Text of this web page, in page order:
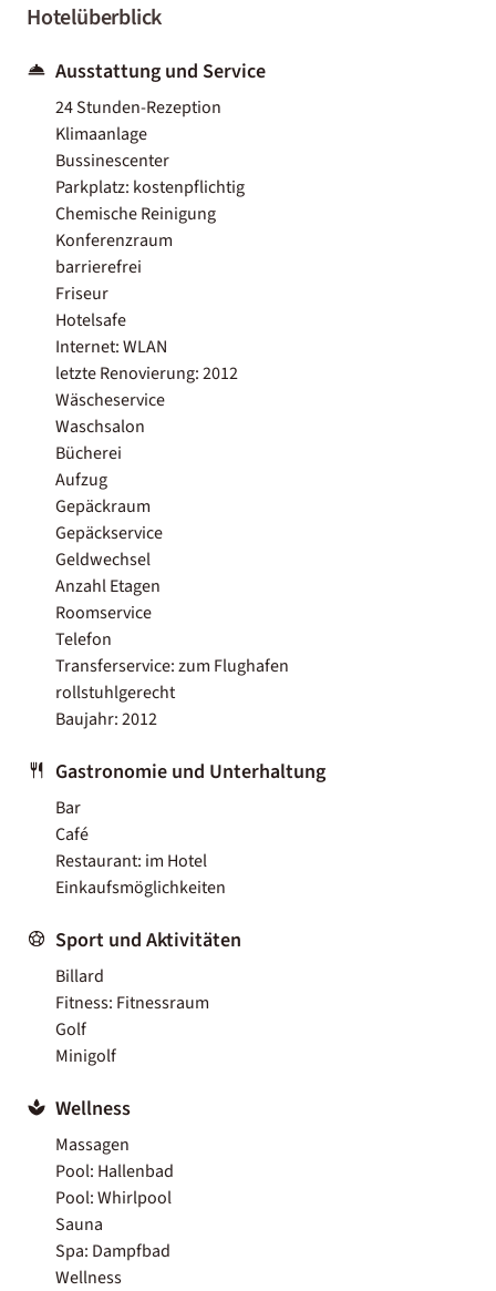
Hotelüberblick
Ausstattung und Service
24 Stunden-Rezeption
Klimaanlage
Bussinescenter
Parkplatz: kostenpflichtig
Chemische Reinigung
Konferenzraum
barrierefrei
Friseur
Hotelsafe
Internet: WLAN
letzte Renovierung: 2012
Wäscheservice
Waschsalon
Bücherei
Aufzug
Gepäckraum
Gepäckservice
Geldwechsel
Anzahl Etagen
Roomservice
Telefon
Transferservice: zum Flughafen
rollstuhlgerecht
Baujahr: 2012
Gastronomie und Unterhaltung
Bar
Café
Restaurant: im Hotel
Einkaufsmöglichkeiten
Sport und Aktivitäten
Billard
Fitness: Fitnessraum
Golf
Minigolf
Wellness
Massagen
Pool: Hallenbad
Pool: Whirlpool
Sauna
Spa: Dampfbad
Wellness